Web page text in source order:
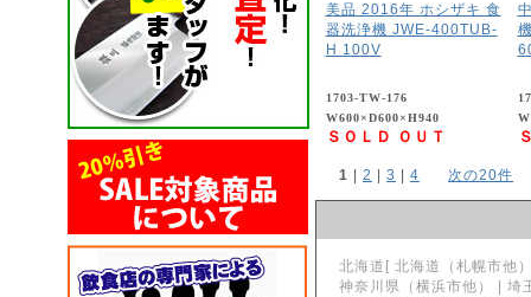
美品 2016年 ホシザキ 食
器洗浄機 JWE-400TUB-
H 100V
1703-TW-176
W600×D600×H940
ＳＯＬＤ ＯＵＴ
1 | 2 | 3 | 4 次の20件
北海道[ 北海道（札幌市他
神奈川県（横浜市他） | 埼